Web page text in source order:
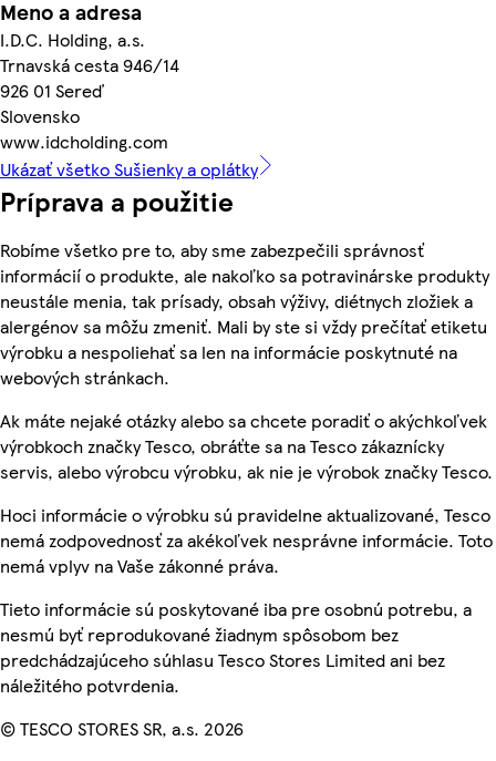
Meno a adresa
I.D.C. Holding, a.s.
Trnavská cesta 946/14
926 01 Sereď
Slovensko
www.idcholding.com
Ukázať všetko Sušienky a oplátky
Príprava a použitie
Robíme všetko pre to, aby sme zabezpečili správnosť
informácií o produkte, ale nakoľko sa potravinárske produkty
neustále menia, tak prísady, obsah výživy, diétnych zložiek a
alergénov sa môžu zmeniť. Mali by ste si vždy prečítať etiketu
výrobku a nespoliehať sa len na informácie poskytnuté na
webových stránkach.
Ak máte nejaké otázky alebo sa chcete poradiť o akýchkoľvek
výrobkoch značky Tesco, obráťte sa na Tesco zákaznícky
servis, alebo výrobcu výrobku, ak nie je výrobok značky Tesco.
Hoci informácie o výrobku sú pravidelne aktualizované, Tesco
nemá zodpovednosť za akékoľvek nesprávne informácie. Toto
nemá vplyv na Vaše zákonné práva.
Tieto informácie sú poskytované iba pre osobnú potrebu, a
nesmú byť reprodukované žiadnym spôsobom bez
predchádzajúceho súhlasu Tesco Stores Limited ani bez
náležitého potvrdenia.
© TESCO STORES SR, a.s. 2026